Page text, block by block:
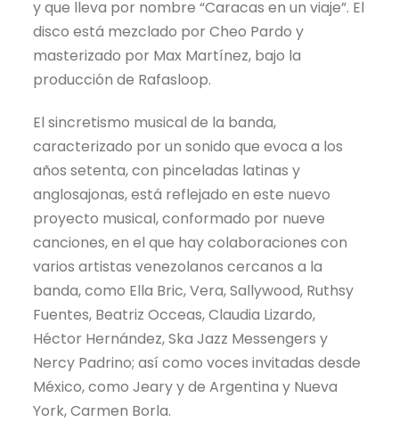
y que lleva por nombre “Caracas en un viaje”. El
disco está mezclado por Cheo Pardo y
masterizado por Max Martínez, bajo la
producción de Rafasloop.
El sincretismo musical de la banda,
caracterizado por un sonido que evoca a los
años setenta, con pinceladas latinas y
anglosajonas, está reflejado en este nuevo
proyecto musical, conformado por nueve
canciones, en el que hay colaboraciones con
varios artistas venezolanos cercanos a la
banda, como Ella Bric, Vera, Sallywood, Ruthsy
Fuentes, Beatriz Occeas, Claudia Lizardo,
Héctor Hernández, Ska Jazz Messengers y
Nercy Padrino; así como voces invitadas desde
México, como Jeary y de Argentina y Nueva
York, Carmen Borla.